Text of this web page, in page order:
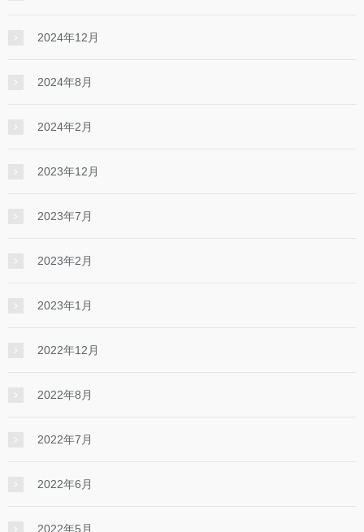
2024年12月
2024年8月
2024年2月
2023年12月
2023年7月
2023年2月
2023年1月
2022年12月
2022年8月
2022年7月
2022年6月
2022年5月